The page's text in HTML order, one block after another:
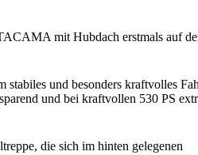
mit Hubdach erstmals auf
und besonders kraftvolles
und bei kraftvollen 530 PS
die sich im hinten gelegenen